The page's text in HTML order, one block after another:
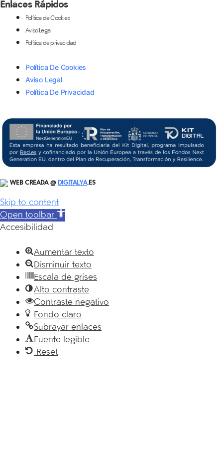
Enlaces Rápidos
Política de Cookies
Aviso Legal
Política de privacidad
Política De Cookies
Aviso Legal
Política De Privacidad
WEB CREADA @ DIGITALYA.ES
Skip to content
Open toolbar
Accesibilidad
Aumentar texto
Disminuir texto
Escala de grises
Alto contraste
Contraste negativo
Fondo claro
Subrayar enlaces
Fuente legible
Reset